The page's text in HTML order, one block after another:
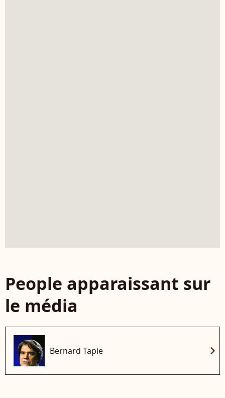
People apparaissant sur
le média
Bernard Tapie chevron_right